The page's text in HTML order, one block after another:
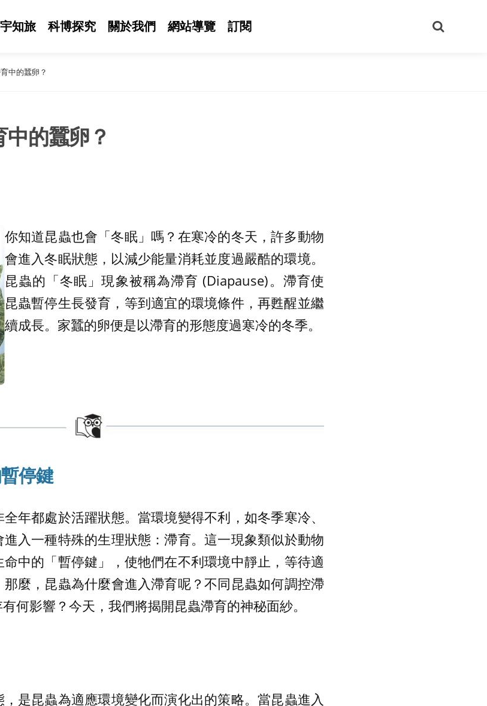
知旅 科博探究 關於我們 網站導覽 訂閱
尋
中的蠶卵？
的蠶卵？
你知道昆蟲也會「冬眠」嗎？在寒冷的冬天，許多動物
會進入冬眠狀態，以減少能量消耗並度過嚴酷的環境。
昆蟲的「冬眠」現象被稱為滯育 (Diapause)。滯育使
昆蟲暫停生長發育，等到適宜的環境條件，再甦醒並繼
續成長。家蠶的卵便是以滯育的形態度過寒冷的冬季。
停鍵
年都處於活躍狀態。當環境變得不利，如冬季寒冷、
入一種特殊的生理狀態：滯育。這一現象類似於動物
中的「暫停鍵」，使牠們在不利環境中靜止，等待適
麼，昆蟲為什麼會進入滯育呢？不同昆蟲如何調控滯
何影響？今天，我們將揭開昆蟲滯育的神秘面紗。
是昆蟲為適應環境變化而演化出的策略。當昆蟲進入